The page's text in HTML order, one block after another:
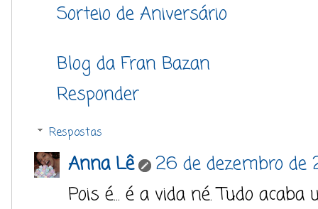
Sorteio de Aniversário
Blog da Fran Bazan
Responder
Respostas
Anna Lê
26 de dezembro de
Pois é... é a vida né. Tudo acaba